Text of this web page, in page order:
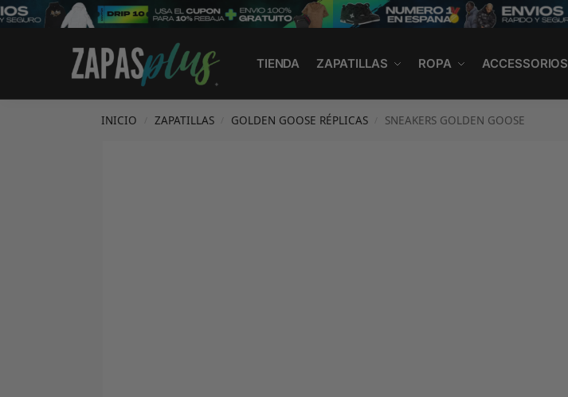
TIENDA ZAPATILLAS ROPA ACCESSORIOS
Search
INICIO ZAPATILLAS GOLDEN GOOSE RÉPLICAS SNEAKERS GOLDEN GOOSE